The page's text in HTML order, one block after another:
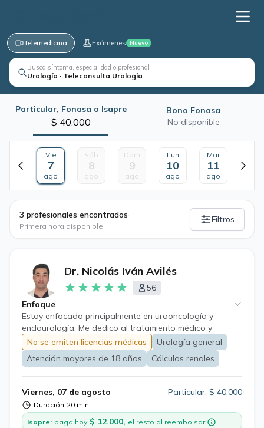
Telemedicina Exámenes Nuevo
Busca síntoma, especialidad o profesional
Urología · Teleconsulta Urología
Particular, Fonasa o Isapre
$ 40.000
Bono Fonasa
No disponible
Vie
7
ago
Sáb
8
ago
Dom
9
ago
Lun
10
ago
Mar
11
ago
3 profesionales encontrados
Primera hora disponible
Filtros
Dr. Nicolás Iván Avilés
56
Enfoque
Estoy enfocado principalmente en urooncología y
endourología. Me dedico al tratamiento médico y
quirúrgico de patologías urológicas en hombres y
mujeres, con especial énfasis en la hiperplasia prostática
benigna, los cálculos urinarios y los distintos tipos de
cáncer urológico. Realizo cirugía endoscópica, incluida
la enucleación prostática con láser (HoLEP); tratamiento
quirúrgico de litiasis urinaria por diversas vías,
incluyendo la nefrolitotomía percutánea; cirugía
laparoscópica avanzada; cirugía robótica, y cirugía
No se emiten licencias médicas
Urología general
Atención mayores de 18 años
Cálculos renales
Viernes, 07 de agosto
Duración 20 min
Particular: $ 40.000
Isapre: paga hoy $ 12.000, el resto al reembolsar